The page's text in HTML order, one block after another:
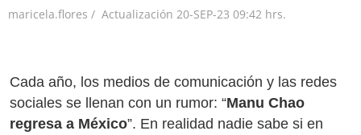
maricela.flores / Actualización 20-SEP-23 09:42 hrs.
Cada año, los medios de comunicación y las redes
sociales se llenan con un rumor: “Manu Chao
regresa a México”. En realidad nadie sabe si en